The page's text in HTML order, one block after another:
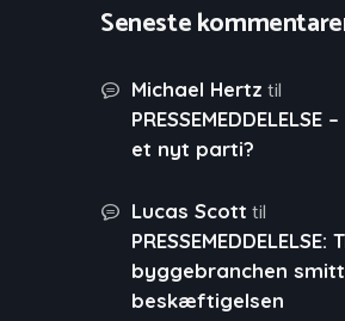
Seneste
Michael Hertz til
PRESSEMEDDELELSE
et nyt parti?
Lucas Scott til
byggebranchen
beskæftigelsen